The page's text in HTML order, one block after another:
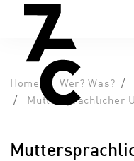
Home Wer? Was?
Muttersprachlicher